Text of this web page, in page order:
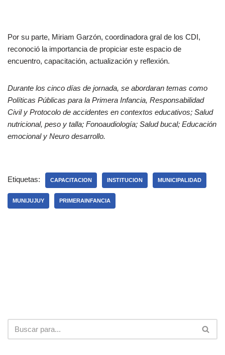
Por su parte, Miriam Garzón, coordinadora gral de los CDI,
reconoció la importancia de propiciar este espacio de
encuentro, capacitación, actualización y reflexión.
Durante los cinco días de jornada, se abordaran temas como
Políticas Públicas para la Primera Infancia, Responsabilidad
Civil y Protocolo de accidentes en contextos educativos; Salud
nutricional, peso y talla; Fonoaudiología; Salud bucal; Educación
emocional y Neuro desarrollo.
Etiquetas: CAPACITACION INSTITUCION MUNICIPALIDAD
MUNIJUJUY PRIMERAINFANCIA